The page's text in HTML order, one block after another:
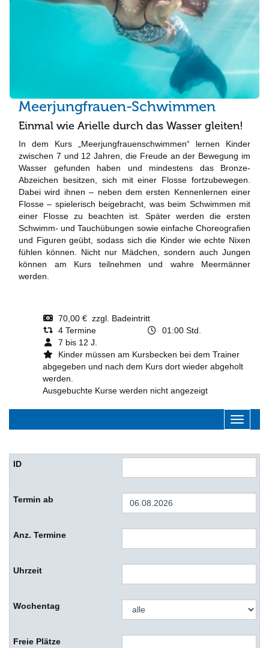
Meerjungfrauen-Schwimmen
Einmal wie Arielle durch das Wasser gleiten!
In dem Kurs „Meerjungfrauenschwimmen“ lernen Kinder
zwischen 7 und 12 Jahren, die Freude an der Bewegung im
Wasser gefunden haben und mindestens das Bronze-
Abzeichen besitzen, sich mit einer Flosse fortzubewegen.
Dabei wird ihnen – neben dem ersten Kennenlernen einer
Flosse – spielerisch beigebracht, was beim Schwimmen mit
einer Flosse zu beachten ist. Später werden die ersten
Schwimm- und Tauchübungen sowie einfache Choreografien
und Figuren geübt, sodass sich die Kinder wie echte Nixen
fühlen können. Nicht nur Mädchen, sondern auch Jungen
können am Kurs teilnehmen und wahre Meermänner
werden.
70,00 € zzgl. Badeintritt
4 Termine
01:00 Std.
7 bis 12 J.
Kinder müssen am Kursbecken bei dem Trainer
abgegeben und nach dem Kurs dort wieder abgeholt
werden.
Ausgebuchte Kurse werden nicht angezeigt